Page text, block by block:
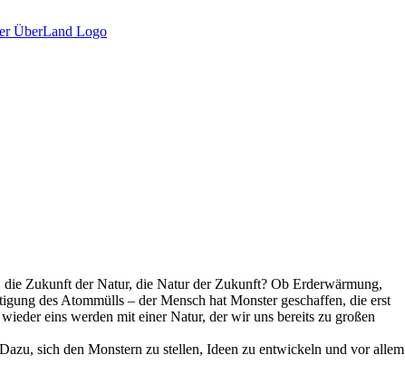
Zukunft der Natur, die Natur der Zukunft? Ob Erderwärmung,
des Atommülls – der Mensch hat Monster geschaffen, die erst
eins werden mit einer Natur, der wir uns bereits zu großen
sich den Monstern zu stellen, Ideen zu entwickeln und vor allem